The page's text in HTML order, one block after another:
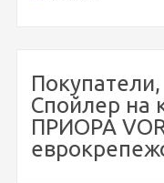
Спойлер на
ПРИОРА